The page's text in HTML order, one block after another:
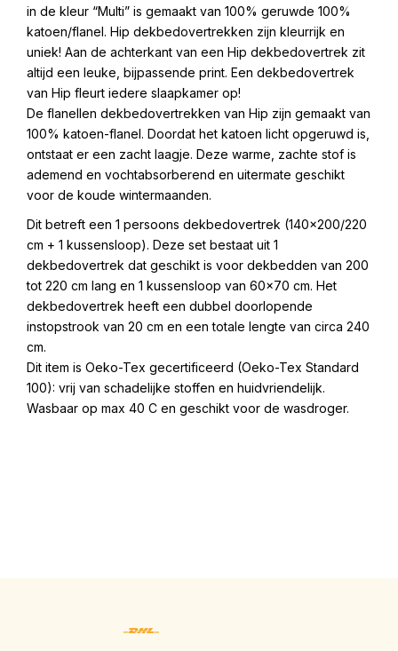
in de kleur “Multi” is gemaakt van 100% geruwde 100%
katoen/flanel. Hip dekbedovertrekken zijn kleurrijk en
uniek! Aan de achterkant van een Hip dekbedovertrek zit
altijd een leuke, bijpassende print. Een dekbedovertrek
van Hip fleurt iedere slaapkamer op!
De flanellen dekbedovertrekken van Hip zijn gemaakt van
100% katoen-flanel. Doordat het katoen licht opgeruwd is,
ontstaat er een zacht laagje. Deze warme, zachte stof is
ademend en vochtabsorberend en uitermate geschikt
voor de koude wintermaanden.
Dit betreft een 1 persoons dekbedovertrek (140×200/220
cm + 1 kussensloop). Deze set bestaat uit 1
dekbedovertrek dat geschikt is voor dekbedden van 200
tot 220 cm lang en 1 kussensloop van 60×70 cm. Het
dekbedovertrek heeft een dubbel doorlopende
instopstrook van 20 cm en een totale lengte van circa 240
cm.
Dit item is Oeko-Tex gecertificeerd (Oeko-Tex Standard
100): vrij van schadelijke stoffen en huidvriendelijk.
Wasbaar op max 40 C en geschikt voor de wasdroger.